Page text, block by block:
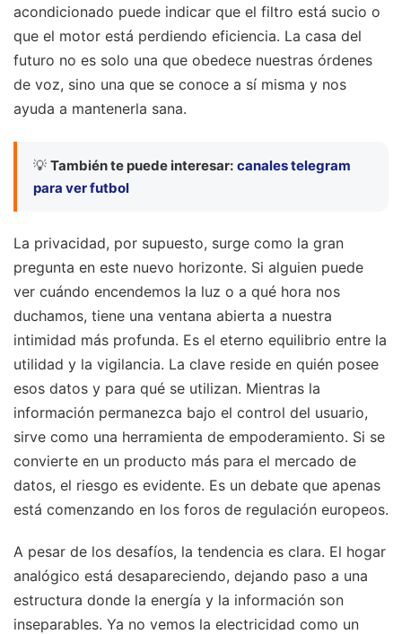
acondicionado puede indicar que el filtro está sucio o
que el motor está perdiendo eficiencia. La casa del
futuro no es solo una que obedece nuestras órdenes
de voz, sino una que se conoce a sí misma y nos
ayuda a mantenerla sana.
💡 También te puede interesar: canales telegram
para ver futbol
La privacidad, por supuesto, surge como la gran
pregunta en este nuevo horizonte. Si alguien puede
ver cuándo encendemos la luz o a qué hora nos
duchamos, tiene una ventana abierta a nuestra
intimidad más profunda. Es el eterno equilibrio entre la
utilidad y la vigilancia. La clave reside en quién posee
esos datos y para qué se utilizan. Mientras la
información permanezca bajo el control del usuario,
sirve como una herramienta de empoderamiento. Si se
convierte en un producto más para el mercado de
datos, el riesgo es evidente. Es un debate que apenas
está comenzando en los foros de regulación europeos.
A pesar de los desafíos, la tendencia es clara. El hogar
analógico está desapareciendo, dejando paso a una
estructura donde la energía y la información son
inseparables. Ya no vemos la electricidad como un